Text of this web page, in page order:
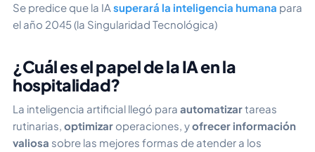
Se predice que la IA superará la inteligencia humana para
el año 2045 (la Singularidad Tecnológica)
¿Cuál es el papel de la IA en la
hospitalidad?
La inteligencia artificial llegó para automatizartareas
rutinarias, optimizar operaciones, yofrecer información
valiosa sobre las mejores formas de atender a los